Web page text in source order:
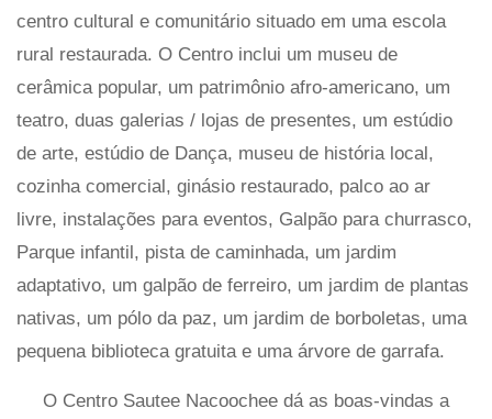
centro cultural e comunitário situado em uma escola
rural restaurada. O Centro inclui um museu de
cerâmica popular, um patrimônio afro-americano, um
teatro, duas galerias / lojas de presentes, um estúdio
de arte, estúdio de Dança, museu de história local,
cozinha comercial, ginásio restaurado, palco ao ar
livre, instalações para eventos, Galpão para churrasco,
Parque infantil, pista de caminhada, um jardim
adaptativo, um galpão de ferreiro, um jardim de plantas
nativas, um pólo da paz, um jardim de borboletas, uma
pequena biblioteca gratuita e uma árvore de garrafa.
O Centro Sautee Nacoochee dá as boas-vindas a